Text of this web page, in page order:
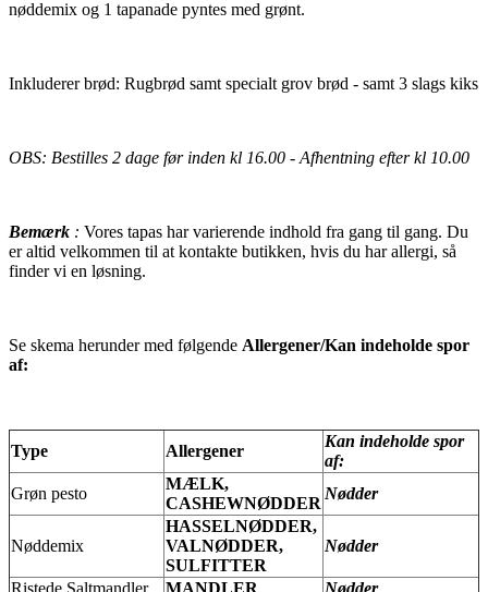
nøddemix og 1 tapanade pyntes med grønt.
Inkluderer brød: Rugbrød samt specialt grov brød - samt 3 slags kiks
OBS: Bestilles 2 dage før inden kl 16.00 - Afhentning efter kl 10.00
Bemærk : Vores tapas har varierende indhold fra gang til gang. Du
er altid velkommen til at kontakte butikken, hvis du har allergi, så
finder vi en løsning.
Se skema herunder med følgende Allergener/Kan indeholde spor
af:
Type Allergener
Kan indeholde spor
af:
Grøn pesto
MÆLK,
CASHEWNØDDER
Nødder
Nøddemix
HASSELNØDDER,
VALNØDDER,
SULFITTER
Nødder
Ristede Saltmandler MANDLER
Nødder